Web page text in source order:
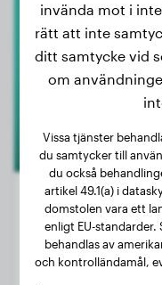
Vikt:
Ålder:
invända mot i
rätt att inte
ditt samtycke vid
om
Vissa tjänster
du samtycker till
du också
artikel 49.1(a) i
domstolen vara ett
enligt EU-standarder.
behandlas av
och kontrolländamål,